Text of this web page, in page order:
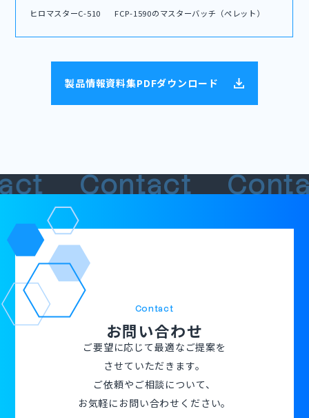
ヒロマスターC-510
FCP-1590のマスターバッチ（ペレット）
製品情報資料集PDFダウンロード
Contact
Contact
お問い合わせ
ご要望に応じて最適なご提案を
させていただきます。
ご依頼やご相談について、
お気軽にお問い合わせください。